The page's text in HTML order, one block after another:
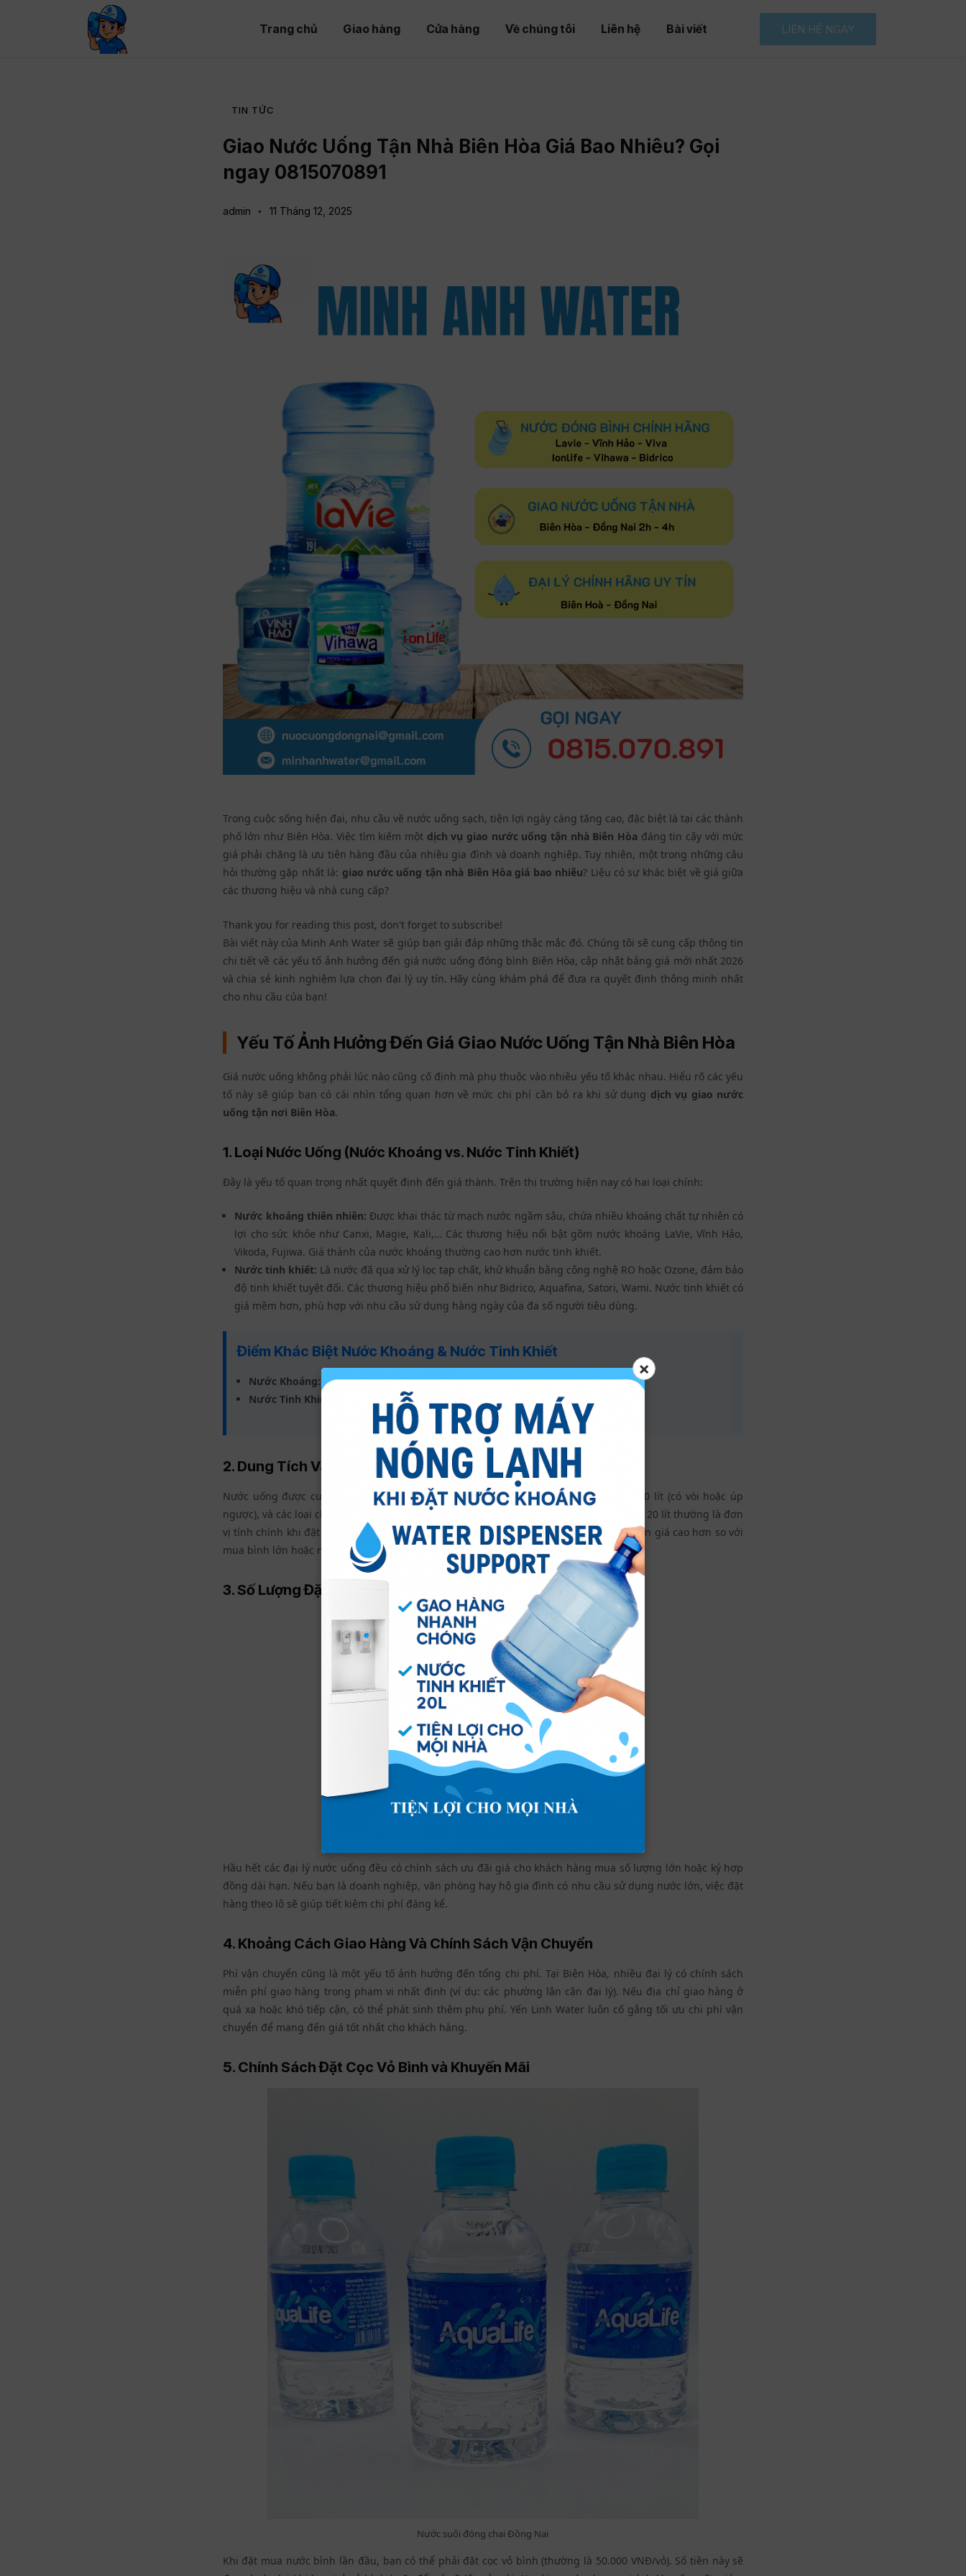
Trang chủ Giao hàng Cửa hàng Về chúng tôi Liên hệ Bài viết LIÊN HỆ NGAY
TIN TỨC
Giao Nước Uống Tận Nhà Biên Hòa Giá Bao Nhiêu? Gọi
ngay 0815070891
admin 11 Tháng 12, 2025
Trong cuộc sống hiện đại, nhu cầu về nước uống sạch, tiện lợi ngày càng tăng cao, đặc biệt là tại các thành
phố lớn như Biên Hòa. Việc tìm kiếm một dịch vụ giao nước uống tận nhà Biên Hòa đáng tin cậy với mức
giá phải chăng là ưu tiên hàng đầu của nhiều gia đình và doanh nghiệp. Tuy nhiên, một trong những câu
hỏi thường gặp nhất là: giao nước uống tận nhà Biên Hòa giá bao nhiêu? Liệu có sự khác biệt về giá giữa
các thương hiệu và nhà cung cấp?
Thank you for reading this post, don't forget to subscribe!
Bài viết này của Minh Anh Water sẽ giúp bạn giải đáp những thắc mắc đó. Chúng tôi sẽ cung cấp thông tin
chi tiết về các yếu tố ảnh hưởng đến giá nước uống đóng bình Biên Hòa, cập nhật bảng giá mới nhất 2026
và chia sẻ kinh nghiệm lựa chọn đại lý uy tín. Hãy cùng khám phá để đưa ra quyết định thông minh nhất
cho nhu cầu của bạn!
Yếu Tố Ảnh Hưởng Đến Giá Giao Nước Uống Tận Nhà Biên Hòa
Giá nước uống không phải lúc nào cũng cố định mà phụ thuộc vào nhiều yếu tố khác nhau. Hiểu rõ các yếu
tố này sẽ giúp bạn có cái nhìn tổng quan hơn về mức chi phí cần bỏ ra khi sử dụng dịch vụ giao nước
uống tận nơi Biên Hòa.
1. Loại Nước Uống (Nước Khoáng vs. Nước Tinh Khiết)
Đây là yếu tố quan trọng nhất quyết định đến giá thành. Trên thị trường hiện nay có hai loại chính:
Nước khoáng thiên nhiên: Được khai thác từ mạch nước ngầm sâu, chứa nhiều khoáng chất tự nhiên có
lợi cho sức khỏe như Canxi, Magie, Kali,… Các thương hiệu nổi bật gồm nước khoáng LaVie, Vĩnh Hảo,
Vikoda, Fujiwa. Giá thành của nước khoáng thường cao hơn nước tinh khiết.
Nước tinh khiết: Là nước đã qua xử lý lọc tạp chất, khử khuẩn bằng công nghệ RO hoặc Ozone, đảm bảo
độ tinh khiết tuyệt đối. Các thương hiệu phổ biến như Bidrico, Aquafina, Satori, Wami. Nước tinh khiết có
giá mềm hơn, phù hợp với nhu cầu sử dụng hàng ngày của đa số người tiêu dùng.
Điểm Khác Biệt Nước Khoáng & Nước Tinh Khiết
Nước Khoáng: Giữ nguyên khoáng chất tự nhiên, vị đặc trưng, giá cao hơn.
Nước Tinh Khiết:
Lọc sạch tạp chất, vị trung tính, giá phải chăng hơn.
2. Dung Tích Và Quy Cách Đóng Gói
Nước uống được cung cấp với nhiều dung tích khác nhau, phổ biến nhất là bình 20 lít (có vòi hoặc úp
ngược), và các loại chai nhỏ 350ml, 500ml, 1.5L, 5L. Giá
20 lít thường là đơn
vị tính chính khi đặt
giao nước uống tận nhà Biên Hòa. Việc mua chai nhỏ lẻ sẽ có đơn giá cao hơn so với
mua bình lớn hoặc mua theo thùng.
3. Số Lượng Đặt Hàng
Hầu hết các đại lý nước uống đều có chính sách ưu đãi giá cho khách hàng mua số lượng lớn hoặc ký hợp
đồng dài hạn. Nếu bạn là doanh nghiệp, văn phòng hay hộ gia đình có nhu cầu sử dụng nước lớn, việc đặt
hàng theo lô sẽ giúp tiết kiệm chi phí đáng kể.
4. Khoảng Cách Giao Hàng Và Chính Sách Vận Chuyển
Phí vận chuyển cũng là một yếu tố ảnh hưởng đến tổng chi phí. Tại Biên Hòa, nhiều đại lý có chính sách
miễn phí giao hàng trong phạm vi nhất định (ví dụ: các phường lân cận đại lý). Nếu địa chỉ giao hàng ở
quá xa hoặc khó tiếp cận, có thể phát sinh thêm phụ phí. Yến Linh Water luôn cố gắng tối ưu chi phí vận
chuyển để mang đến giá tốt nhất cho khách hàng.
5. Chính Sách Đặt Cọc Vỏ Bình và Khuyến Mãi
Nước suối đóng chai Đồng Nai
Khi đặt mua nước bình lần đầu, bạn có thể phải đặt cọc vỏ bình (thường là 50.000 VNĐ/vỏ). Số tiền này sẽ
×